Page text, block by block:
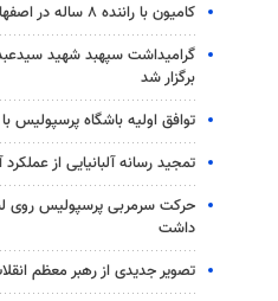
کامیون با راننده ۸ ساله در اصفهان توقیف شد
گرامیداشت سپهبد شهید
برگزار شد
توافق اولیه باشگاه پرسپولیس
تمجید رسانه آلبانیایی از
حرکت سرمربی پرسپولیس روی لبه
داشت
تصویر جدیدی از رهبر معظم